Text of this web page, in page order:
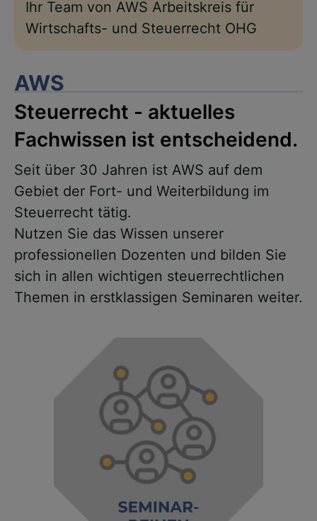
Ihr Team von AWS Arbeitskreis für
Wirtschafts- und Steuerrecht OHG
AWS
Steuerrecht - aktuelles
Fachwissen ist entscheidend.
Seit über 30 Jahren ist AWS auf dem
Gebiet der Fort- und Weiterbildung im
Steuerrecht tätig.
Nutzen Sie das Wissen unserer
professionellen Dozenten und bilden Sie
sich in allen wichtigen steuerrechtlichen
Themen in erstklassigen Seminaren weiter.